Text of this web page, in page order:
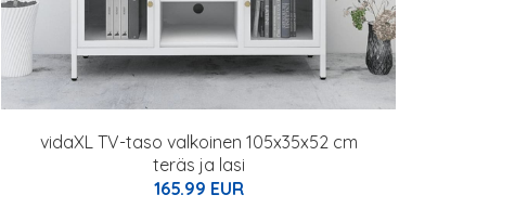
vidaXL TV-taso valkoinen 105x35x52 cm
teräs ja lasi
165.99 EUR